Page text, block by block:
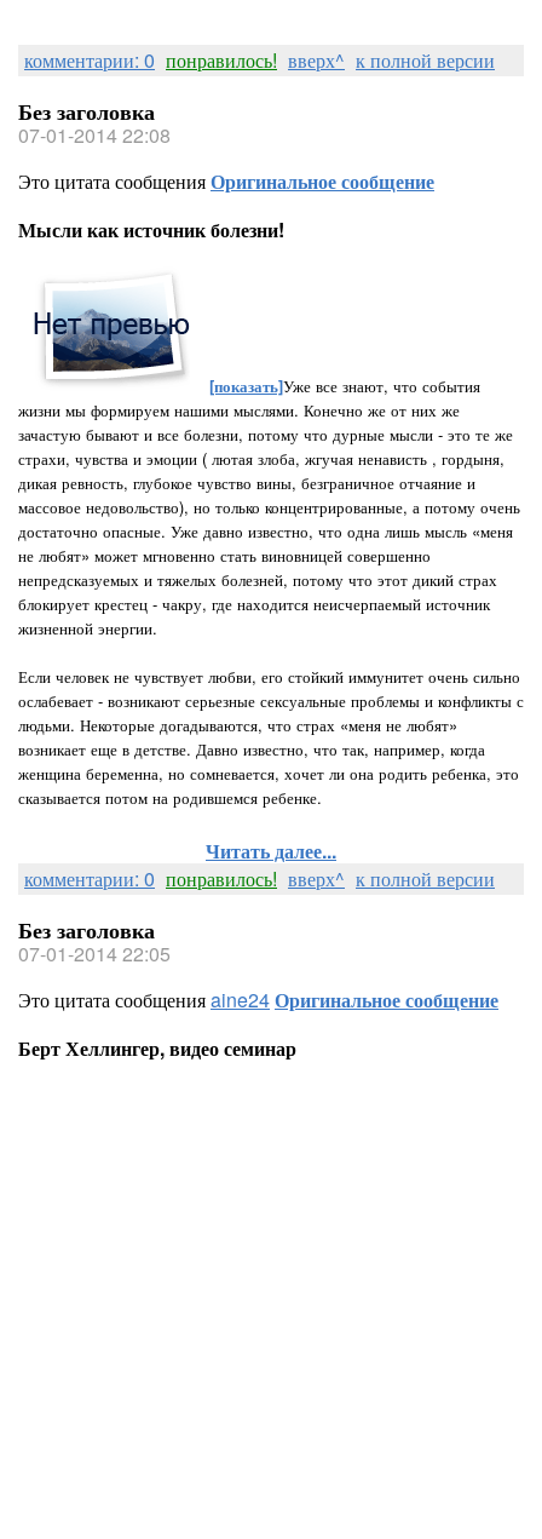
комментарии: 0 понравилось! вверх^ к полной версии
Без заголовка
07-01-2014 22:08
Это цитата сообщенияОригинальное сообщение
Мысли как источник болезни!
[показать]Уже все знают, что события
жизни мы формируем нашими мыслями. Конечно же от них же
зачастую бывают и все болезни, потому что дурные мысли - это те же
страхи, чувства и эмоции ( лютая злоба, жгучая ненависть , гордыня,
дикая ревность, глубокое чувство вины, безграничное отчаяние и
массовое недовольство), но только концентрированные, а потому очень
достаточно опасные. Уже давно известно, что одна лишь мысль «меня
не любят» может мгновенно стать виновницей совершенно
непредсказуемых и тяжелых болезней, потому что этот дикий страх
блокирует крестец - чакру, где находится неисчерпаемый источник
жизненной энергии.
Если человек не чувствует любви, его стойкий иммунитет очень сильно
ослабевает - возникают серьезные сексуальные проблемы и конфликты с
людьми. Некоторые догадываются, что страх «меня не любят»
возникает еще в детстве. Давно известно, что так, например, когда
женщина беременна, но сомневается, хочет ли она родить ребенка, это
сказывается потом на родившемся ребенке.
Читать далее...
комментарии: 0 понравилось! вверх^ к полной версии
Без заголовка
07-01-2014 22:05
Это цитата сообщенияaine24Оригинальное сообщение
Берт Хеллингер, видео семинар